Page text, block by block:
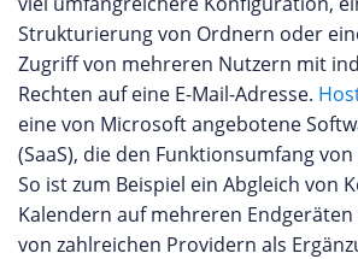
Strukturierung von Ordnern oder
Zugriff von mehreren Nutzern mit
Rechten auf eine E-Mail-Adresse.
eine von Microsoft angebotene
(SaaS), die den Funktionsumfang
So ist zum Beispiel ein Abgleich von
Kalendern auf mehreren Endgeräten
von zahlreichen Providern als